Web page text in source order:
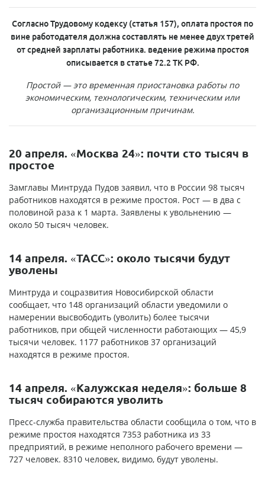
Согласно Трудовому кодексу (статья 157), оплата простоя по
вине работодателя должна составлять не менее двух третей
от средней зарплаты работника. ведение режима простоя
описывается в статье 72.2 ТК РФ.
Простой — это временная приостановка работы по
экономическим, технологическим, техническим или
организационным причинам.
20 апреля. «Москва 24»: почти сто тысяч в
простое
Замглавы Минтруда Пудов заявил, что в России 98 тысяч
работников находятся в режиме простоя. Рост — в два с
половиной раза к 1 марта. Заявлены к увольнению —
около 50 тысяч человек.
14 апреля. «ТАСС»: около тысячи будут
уволены
Минтруда и соцразвития Новосибирской области
сообщает, что 148 организаций области уведомили о
намерении высвободить (уволить) более тысячи
работников, при общей численности работающих — 45,9
тысячи человек. 1177 работников 37 организаций
находятся в режиме простоя.
14 апреля. «Калужская неделя»: больше 8
тысяч собираются уволить
Пресс-служба правительства области сообщила о том, что в
режиме простоя находятся 7353 работника из 33
предприятий, в режиме неполного рабочего времени —
727 человек. 8310 человек, видимо, будут уволены.